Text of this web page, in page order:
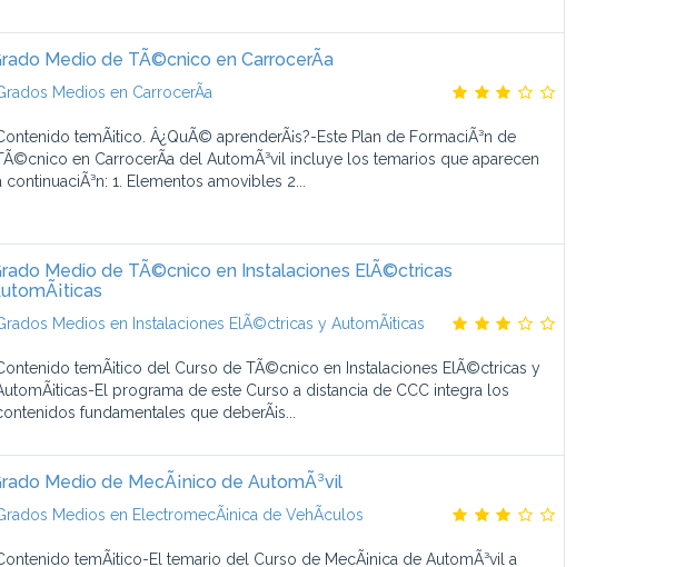
Medio de TÃ©cnico en CarrocerÃ­a
Medios en CarrocerÃ­a
temÃ¡tico. Â¿QuÃ© aprenderÃ¡s?-Este Plan de FormaciÃ³n de
en CarrocerÃ­a del AutomÃ³vil incluye los temarios que aparecen
continuaciÃ³n: 1. Elementos amovibles 2...
Medio de TÃ©cnico en Instalaciones ElÃ©ctricas
Medios en Instalaciones ElÃ©ctricas y AutomÃ¡ticas
temÃ¡tico del Curso de TÃ©cnico en Instalaciones ElÃ©ctricas y
El programa de este Curso a distancia de CCC integra los
fundamentales que deberÃ¡s...
Medio de MecÃ¡nico de AutomÃ³vil
Medios en ElectromecÃ¡nica de VehÃ­culos
temÃ¡tico-El temario del Curso de MecÃ¡nica de AutomÃ³vil a